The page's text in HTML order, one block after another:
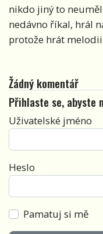
nikdo jiný to
nedávno říkal, hrál
protože hrát
Žádný komentář
Přihlaste se, abyste
Uživatelské jméno
Heslo
Pamatuj si mě